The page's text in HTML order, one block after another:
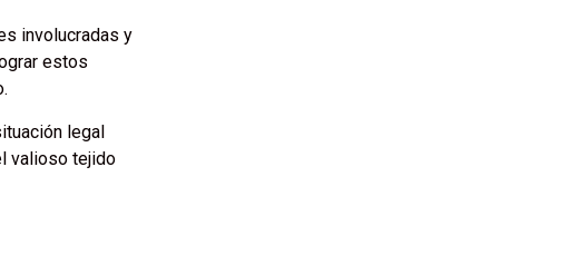
involucradas y
estos
legal
valioso tejido